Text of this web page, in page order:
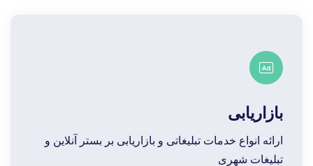
بازاریابی
ارائه انواع خدمات تبلیغاتی و بازاریابی بر بستر آنلاین و
تبلیغات شهری